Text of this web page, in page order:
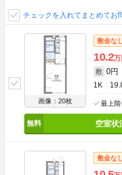
チェックを入れてまとめてお
画像：20枚
敷金な
10.2万
敷 0円
1K
最上階
空室状
敷金な